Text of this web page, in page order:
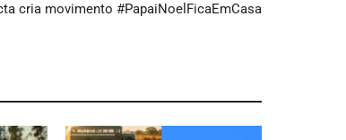
cria movimento #PapaiNoelFicaEmCasa